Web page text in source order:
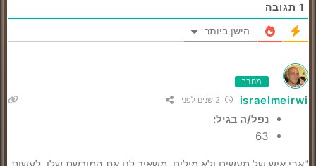
1 תגובה
הישן ביותר
מחבר
israelmeirwi
נפל/ה בגיל:
63